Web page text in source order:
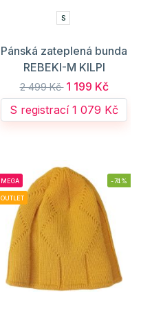
S
Pánská zateplená bunda
REBEKI-M KILPI
2 499 Kč 1 199 Kč
S registrací 1 079 Kč
MEGA
OUTLET
-74%